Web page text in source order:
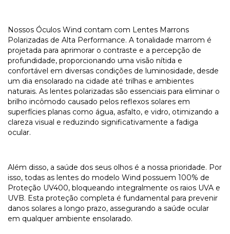
Nossos Óculos Wind contam com Lentes Marrons
Polarizadas de Alta Performance. A tonalidade marrom é
projetada para aprimorar o contraste e a percepção de
profundidade, proporcionando uma visão nítida e
confortável em diversas condições de luminosidade, desde
um dia ensolarado na cidade até trilhas e ambientes
naturais. As lentes polarizadas são essenciais para eliminar o
brilho incômodo causado pelos reflexos solares em
superfícies planas como água, asfalto, e vidro, otimizando a
clareza visual e reduzindo significativamente a fadiga
ocular.
Além disso, a saúde dos seus olhos é a nossa prioridade. Por
isso, todas as lentes do modelo Wind possuem 100% de
Proteção UV400, bloqueando integralmente os raios UVA e
UVB. Esta proteção completa é fundamental para prevenir
danos solares a longo prazo, assegurando a saúde ocular
em qualquer ambiente ensolarado.